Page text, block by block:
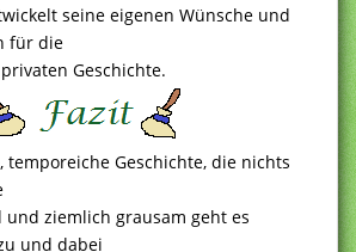
seine eigenen Wünsche und
für die
Geschichte.
temporeiche Geschichte, die nichts
ziemlich grausam geht es
und dabei